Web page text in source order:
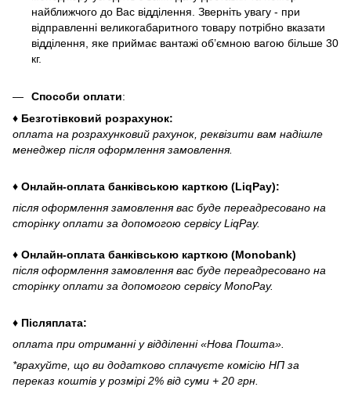
найближчого до Вас відділення. Зверніть увагу - при
відправленні великогабаритного товару потрібно вказати
відділення, яке приймає вантажі об’ємною вагою більше 30
кг.
Способи оплати:
♦ Безготівковий розрахунок:
оплата на розрахунковий рахунок, реквізити вам надішле
менеджер після оформлення замовлення.
♦ Онлайн-оплата банківською карткою (LiqPay):
після оформлення замовлення вас буде переадресовано на
сторінку оплати за допомогою сервісу LiqPay.
♦ Онлайн-оплата банківською карткою (Monobank)
після оформлення замовлення вас буде переадресовано на
сторінку оплати за допомогою сервісу MonoPay.
♦ Післяплата:
оплата при отриманні у відділенні «Нова Пошта».
*врахуйте, що ви додатково сплачуєте комісію НП за
переказ коштів у розмірі 2% від суми + 20 грн.